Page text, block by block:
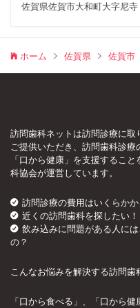
佐賀県佐賀市大和町大字尼
ホーム 佐賀県 佐賀市
訪問歯科ネットは訪問診療に
ご提供いただき、訪問歯科診療
「口から健康」を支援するこ
科協会が運営しています。
訪問診療の費用はいくらかか
近くの訪問歯科を探したい！
飲み込みに問題がある人に
の？
こんなお悩みを解決する訪問歯
「口から食べる」、「口から